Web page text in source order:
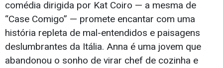
comédia dirigida por Kat Coiro — a mesma de
“Case Comigo” — promete encantar com uma
história repleta de mal-entendidos e paisagens
deslumbrantes da Itália. Anna é uma jovem que
abandonou o sonho de virar chef de cozinha e